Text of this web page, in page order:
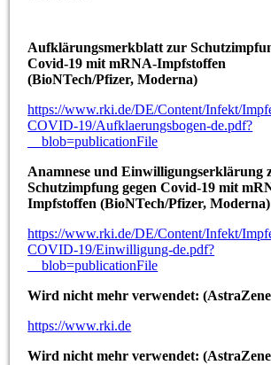
Aufklärungsmerkblatt zur
Covid-19 mit mRNA-Impfstoffen
(BioNTech/Pfizer, Moderna)
https://www.rki.de/DE/Content/Infekt/
COVID-19/Aufklaerungsbogen-de.pdf?
__blob=publicationFile
Anamnese und Einwilligungserklärung
Schutzimpfung gegen Covid-19 mit
Impfstoffen (BioNTech/Pfizer, Moderna)
https://www.rki.de/DE/Content/Infekt/
COVID-19/Einwilligung-de.pdf?
__blob=publicationFile
Wird nicht mehr verwendet:
https://www.rki.de
Wird nicht mehr verwendet: